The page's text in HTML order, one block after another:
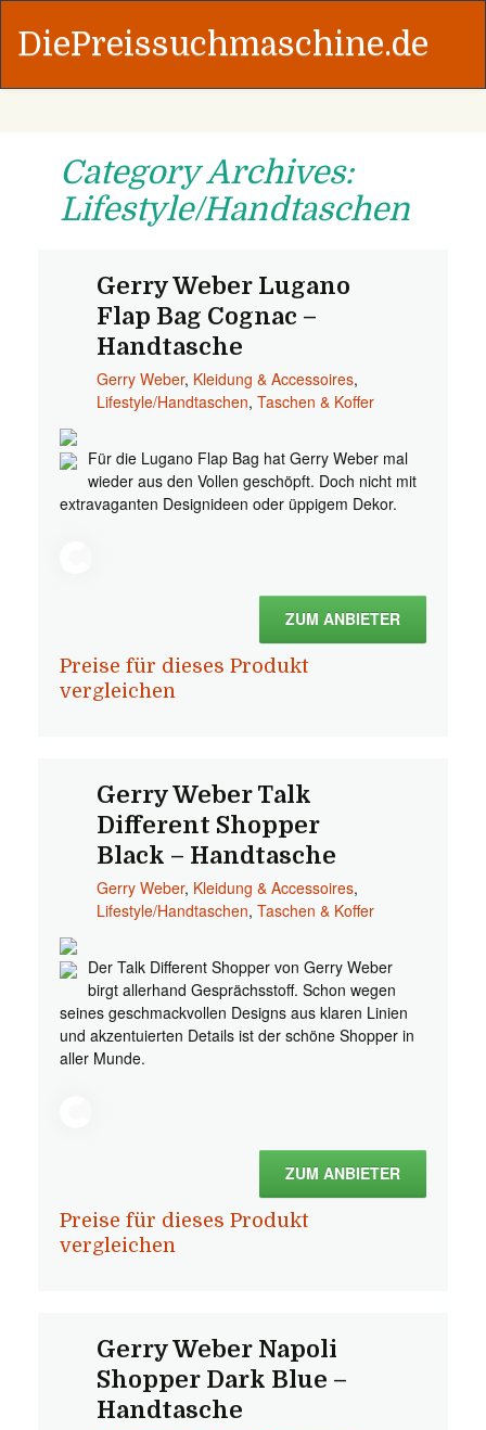
DiePreissuchmaschine.de
Category Archives:
Lifestyle/Handtaschen
Gerry Weber Lugano
Flap Bag Cognac –
Handtasche
Gerry Weber, Kleidung & Accessoires,
Lifestyle/Handtaschen, Taschen & Koffer
Für die Lugano Flap Bag hat Gerry Weber mal
wieder aus den Vollen geschöpft. Doch nicht mit
extravaganten Designideen oder üppigem Dekor.
ZUM ANBIETER
Preise für dieses Produkt
vergleichen
Gerry Weber Talk
Different Shopper
Black – Handtasche
Gerry Weber, Kleidung & Accessoires,
Lifestyle/Handtaschen, Taschen & Koffer
Der Talk Different Shopper von Gerry Weber
birgt allerhand Gesprächsstoff. Schon wegen
seines geschmackvollen Designs aus klaren Linien
und akzentuierten Details ist der schöne Shopper in
aller Munde.
ZUM ANBIETER
Preise für dieses Produkt
vergleichen
Gerry Weber Napoli
Shopper Dark Blue –
Handtasche